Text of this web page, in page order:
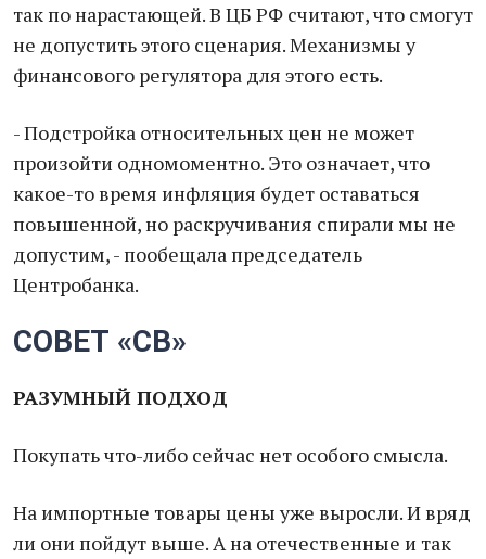
так по нарастающей. В ЦБ РФ считают, что смогут
не допустить этого сценария. Механизмы у
финансового регулятора для этого есть.
- Подстройка относительных цен не может
произойти одномоментно. Это означает, что
какое-то время инфляция будет оставаться
повышенной, но раскручивания спирали мы не
допустим, - пообещала председатель
Центробанка.
СОВЕТ «СВ»
РАЗУМНЫЙ ПОДХОД
Покупать что-либо сейчас нет особого смысла.
На импортные товары цены уже выросли. И вряд
ли они пойдут выше. А на отечественные и так